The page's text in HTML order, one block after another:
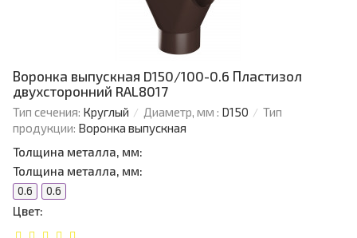
Воронка выпускная D150/100-0.6 Пластизол
двухсторонний RAL8017
Тип сечения: Круглый Диаметр, мм : D150
Тип
продукции: Воронка выпускная
Толщина металла, мм:
Толщина металла, мм:
0.6 0.6
Цвет: